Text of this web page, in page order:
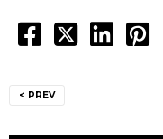
navigatie
< PREV